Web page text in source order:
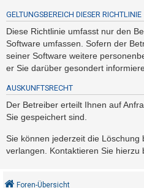
GELTUNGSBEREICH DIESER RICHTLINIE
Diese Richtlinie umfasst nur den
Software umfassen. Sofern der
seiner Software weitere
er Sie darüber gesondert
AUSKUNFTSRECHT
Der Betreiber erteilt Ihnen auf
Sie gespeichert sind.
Sie können jederzeit die Löschung
verlangen. Kontaktieren Sie hierzu
Foren-Übersicht